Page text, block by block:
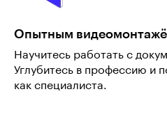
Опытным
Научитесь работать с
Углубитесь в профессию и
как специалиста.